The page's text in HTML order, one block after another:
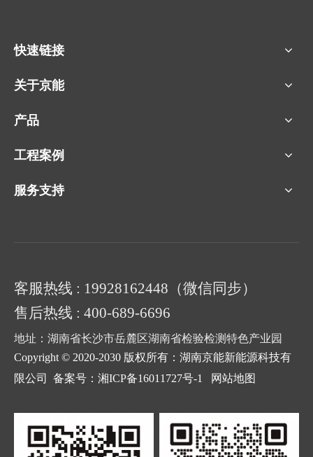
快速链接
关于京能
产品
工程案例
服务支持
客服热线 : 19928162448（微信同步）
售后热线 : 400-689-6696
地址：湖南省长沙市岳麓区湖南省检验检测特色产业园
Copyright © 2020-2030 版权所有：湖南京能新能源科技有
限公司 备案号：湘ICP备16011727号-1 网站地图